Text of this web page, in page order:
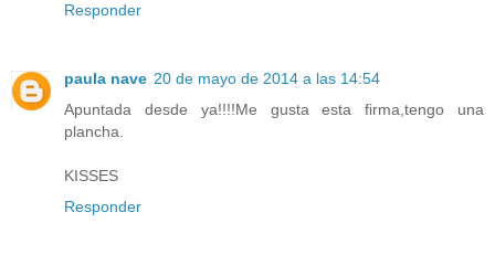
Responder
paula nave 20 de mayo de 2014 a las 14:54
Apuntada desde ya!!!!Me gusta esta firma,tengo una
plancha.
KISSES
Responder